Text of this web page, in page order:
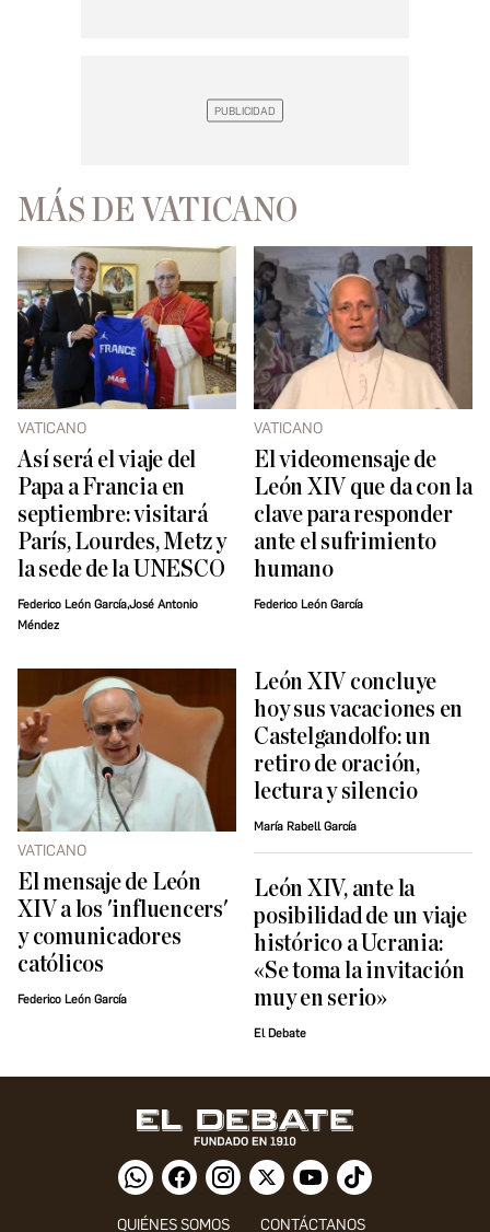
MÁS DE VATICANO
VATICANO
Así será el viaje del
Papa a Francia en
septiembre: visitará
París, Lourdes, Metz y
la sede de la UNESCO
Federico León García,José Antonio
Méndez
VATICANO
El videomensaje de
León XIV que da con la
clave para responder
ante el sufrimiento
humano
Federico León García
VATICANO
El mensaje de León
XIV a los 'influencers'
y comunicadores
católicos
Federico León García
León XIV concluye
hoy sus vacaciones en
Castelgandolfo: un
retiro de oración,
lectura y silencio
María Rabell García
León XIV, ante la
posibilidad de un viaje
histórico a Ucrania:
«Se toma la invitación
muy en serio»
El Debate
QUIÉNES SOMOS CONTÁCTANOS